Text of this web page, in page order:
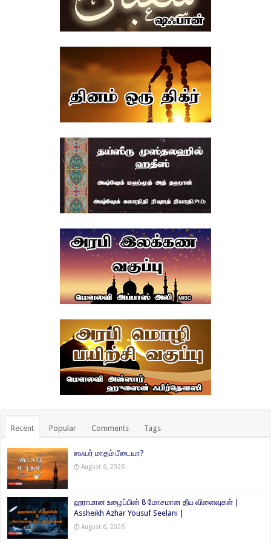
Recent Popular Comments Tags
ஸஃபர் மாதம் பீடையா?
August 6, 2026
ஹராமான உழைப்பின் 8 மோசமான தீய விளைவுகள் |
Assheikh Azhar Yousuf Seelani |
August 6, 2026